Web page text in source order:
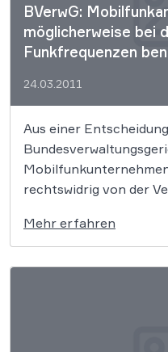
BVerwG:
möglicherweise bei
Funkfrequenzen
24.03.2011
Aus einer
rechtswidrig von der
anderslautendes Urteil
Köln wurde
prüfen, ob das
Mehr erfahren